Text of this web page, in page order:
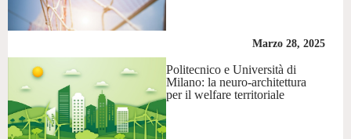
Marzo 28, 2025
Politecnico e Università di
Milano: la neuro-architettura
per il welfare territoriale